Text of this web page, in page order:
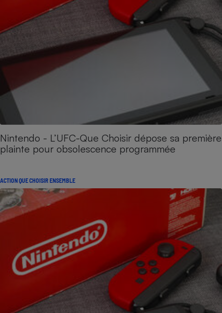
Nintendo - L’UFC-Que Choisir dépose sa première
plainte pour obsolescence programmée
ACTION QUE CHOISIR ENSEMBLE